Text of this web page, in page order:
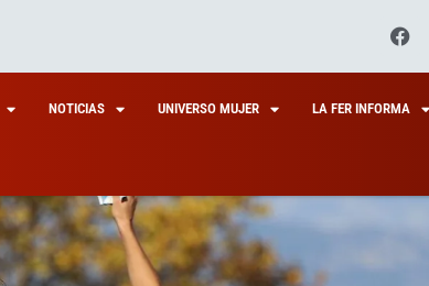
NOTICIAS UNIVERSO MUJER LA FER INFORMA